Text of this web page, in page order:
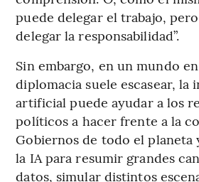
puede delegar el trabajo,
delegar la responsabilidad”.
Sin embargo, en un mundo
diplomacia suele escasear, la
artificial puede ayudar a los
políticos a hacer frente a la
Gobiernos de todo el planeta
la IA para resumir grandes
datos, simular distintos